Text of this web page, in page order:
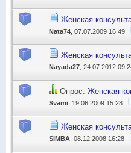
Женская
Nata74 , 07.07.2009 16:49
Женская
Nayada27 , 24.07.2012
Опрос: Женская
Svami , 19.06.2009 15:28
Женская
SIMBA , 08.12.2008 16:28